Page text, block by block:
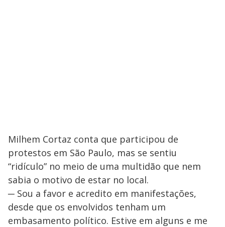
Milhem Cortaz conta que participou de
protestos em São Paulo, mas se sentiu
“ridículo” no meio de uma multidão que nem
sabia o motivo de estar no local.
─ Sou a favor e acredito em manifestações,
desde que os envolvidos tenham um
embasamento político. Estive em alguns e me